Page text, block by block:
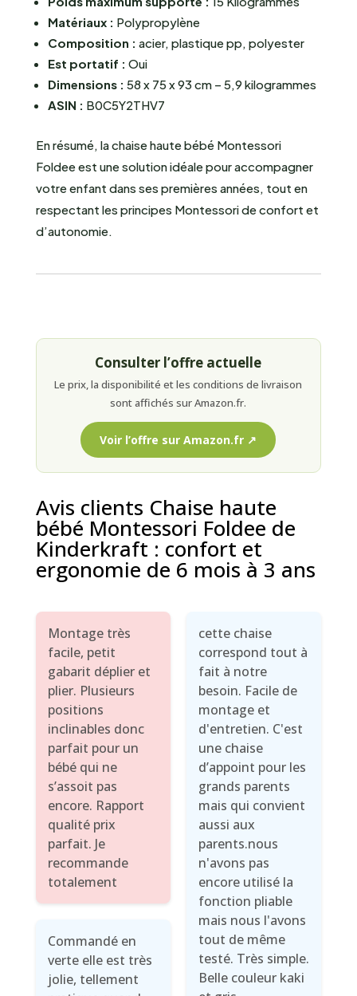
Matériaux : Polypropylène
Composition : acier, plastique pp, polyester
Est portatif : Oui
Dimensions : 58 x 75 x 93 cm – 5,9 kilogrammes
ASIN : B0C5Y2THV7
En résumé, la chaise haute bébé Montessori
Foldee est une solution idéale pour accompagner
votre enfant dans ses premières années, tout en
respectant les principes Montessori de confort et
d’autonomie.
Consulter l’offre actuelle
Le prix, la disponibilité et les conditions de livraison
sont affichés sur Amazon.fr.
Voir l’offre sur Amazon.fr ↗
Avis clients Chaise haute
bébé Montessori Foldee de
Kinderkraft : confort et
ergonomie de 6 mois à 3 ans
Montage très
facile, petit
gabarit déplier et
plier. Plusieurs
positions
inclinables donc
parfait pour un
bébé qui ne
s’assoit pas
encore. Rapport
qualité prix
parfait. Je
recommande
totalement
Commandé en
verte elle est très
jolie, tellement
cette chaise
correspond tout à
fait à notre
besoin. Facile de
montage et
d'entretien. C'est
une chaise
d’appoint pour les
grands parents
mais qui convient
aussi aux
parents.nous
n'avons pas
encore utilisé la
fonction pliable
mais nous l'avons
tout de même
testé. Très simple.
Belle couleur kaki